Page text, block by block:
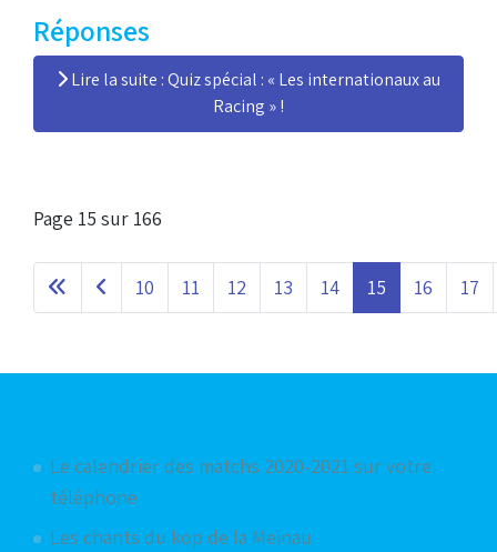
Réponses
Lire la suite : Quiz spécial : « Les internationaux au
Racing » !
Page 15 sur 166
10 11 12 13 14 15 16 17
Le calendrier des matchs 2020-2021 sur votre
téléphone
Les chants du kop de la Meinau